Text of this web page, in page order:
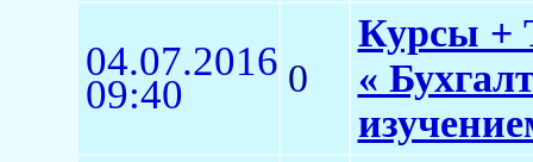
04.07.2016
09:40 0
Курсы +
«